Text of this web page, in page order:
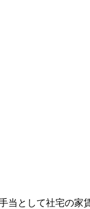
当として社宅の家